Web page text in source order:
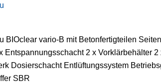
BIOclear vario-B mit Betonfertigteilen
Entspannungsschacht 2 x Vorklärbehälter
Dosierschacht Entlüftungssystem
SBR